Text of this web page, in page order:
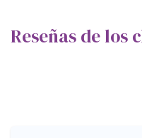
Reseñas de los